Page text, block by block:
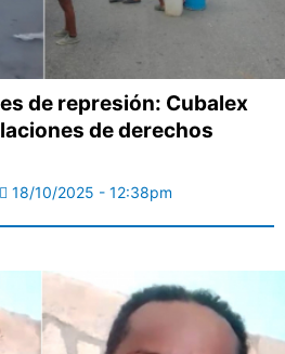
de represión: Cubalex
de derechos
18/10/2025 - 12:38pm